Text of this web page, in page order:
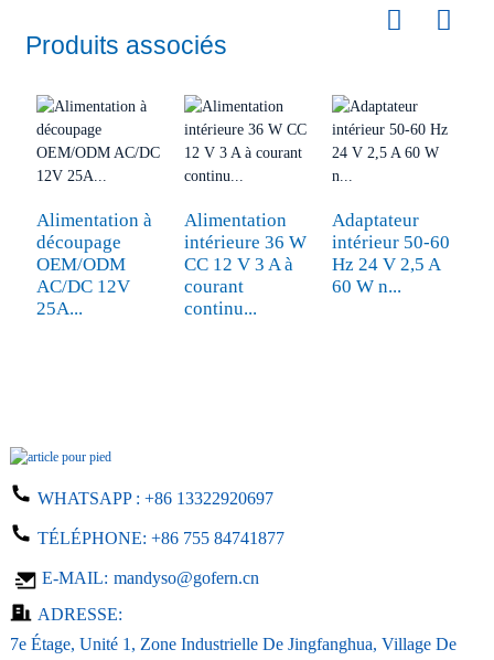
Produits associés
Alimentation à
découpage
OEM/ODM
AC/DC 12V
25A...
Alimentation
intérieure 36 W
CC 12 V 3 A à
courant
continu...
Adaptateur
intérieur 50-60
Hz 24 V 2,5 A
60 W n...
WHATSAPP : +86 13322920697
TÉLÉPHONE: +86 755 84741877
E-MAIL: mandyso@gofern.cn
ADRESSE:
7e Étage, Unité 1, Zone Industrielle De Jingfanghua, Village De